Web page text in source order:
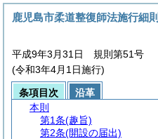
鹿児島市柔道整復師法施行細則
平成9年3月31日 規則第51号
(令和3年4月1日施行)
条項目次
沿革
本則
第1条(趣旨)
第2条(開設の届出)